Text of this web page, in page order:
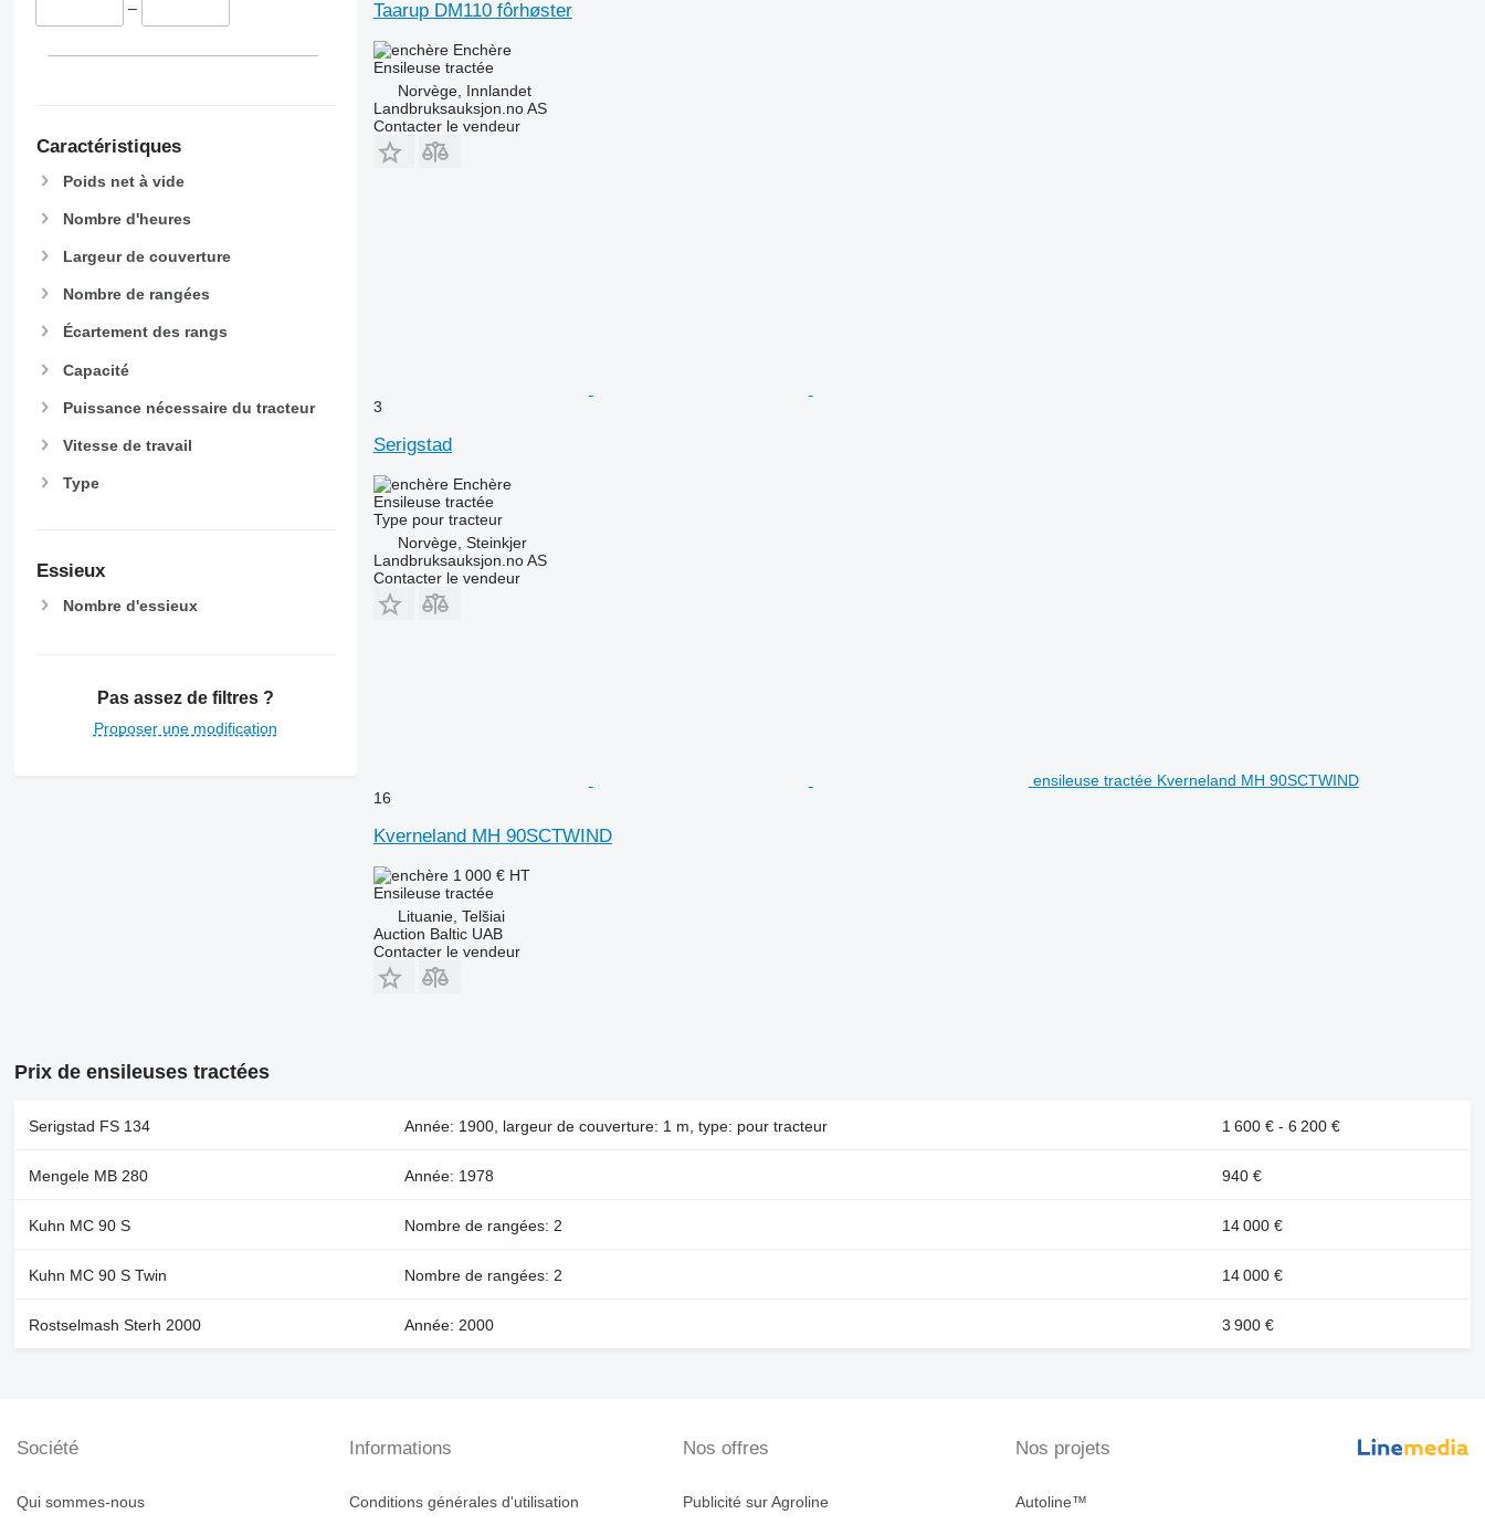
–
Caractéristiques
Poids net à vide
Nombre d'heures
Largeur de couverture
Nombre de rangées
Écartement des rangs
Capacité
Puissance nécessaire du tracteur
Vitesse de travail
Type
Essieux
Nombre d'essieux
Pas assez de filtres ?
Proposer une modification
Taarup DM110 fôrhøster
Enchère
Ensileuse tractée
Norvège, Innlandet
Landbruksauksjon.no AS
Contacter le vendeur
3
Serigstad
Enchère
Ensileuse tractée
Type pour tracteur
Norvège, Steinkjer
Landbruksauksjon.no AS
Contacter le vendeur
ensileuse tractée Kverneland MH 90SCTWIND
16
Kverneland MH 90SCTWIND
1 000 € HT
Ensileuse tractée
Lituanie, Telšiai
Auction Baltic UAB
Contacter le vendeur
Prix de ensileuses tractées
Serigstad FS 134 Année: 1900, largeur de couverture: 1 m, type: pour tracteur 1 600 € - 6 200 €
Mengele MB 280 Année: 1978 940 €
Kuhn MC 90 S Nombre de rangées: 2 14 000 €
Kuhn MC 90 S Twin Nombre de rangées: 2 14 000 €
Rostselmash Sterh 2000 Année: 2000 3 900 €
Société
Qui sommes-nous
Informations
Conditions générales d'utilisation
Nos offres
Publicité sur Agroline
Nos projets
Autoline™